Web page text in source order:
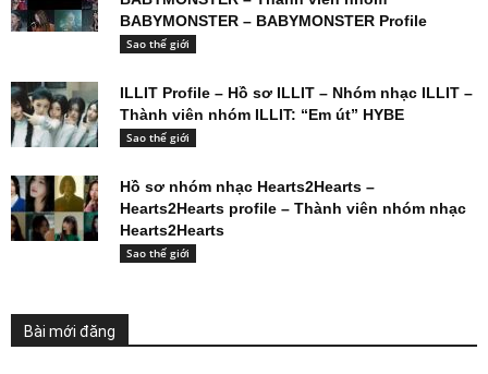
BABYMONSTER – BABYMONSTER Profile
Sao thế giới
ILLIT Profile – Hồ sơ ILLIT – Nhóm nhạc ILLIT –
Thành viên nhóm ILLIT: “Em út” HYBE
Sao thế giới
Hồ sơ nhóm nhạc Hearts2Hearts –
Hearts2Hearts profile – Thành viên nhóm nhạc
Hearts2Hearts
Sao thế giới
Bài mới đăng